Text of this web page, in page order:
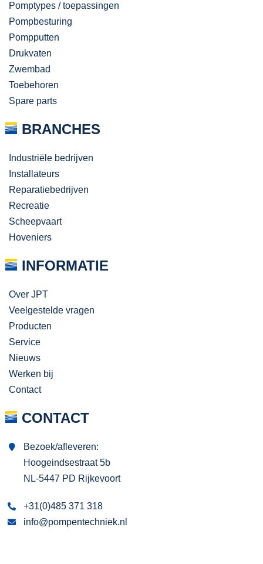
Pomptypes / toepassingen
Pompbesturing
Pompputten
Drukvaten
Zwembad
Toebehoren
Spare parts
BRANCHES
Industriële bedrijven
Installateurs
Reparatiebedrijven
Recreatie
Scheepvaart
Hoveniers
INFORMATIE
Over JPT
Veelgestelde vragen
Producten
Service
Nieuws
Werken bij
Contact
CONTACT
Bezoek/afleveren:
Hoogeindsestraat 5b
NL-5447 PD Rijkevoort
+31(0)485 371 318
info@pompentechniek.nl